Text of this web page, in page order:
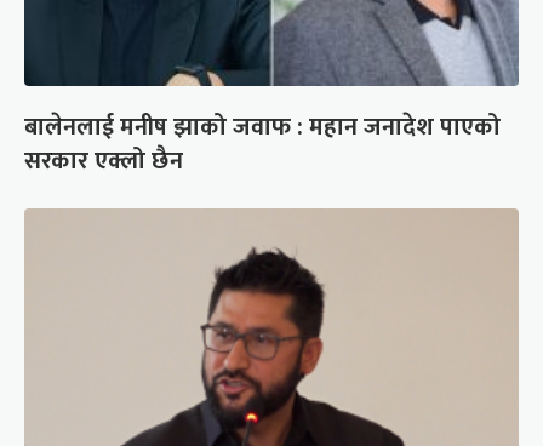
बालेनलाई मनीष झाको जवाफ : महान जनादेश पाएको
सरकार एक्लो छैन